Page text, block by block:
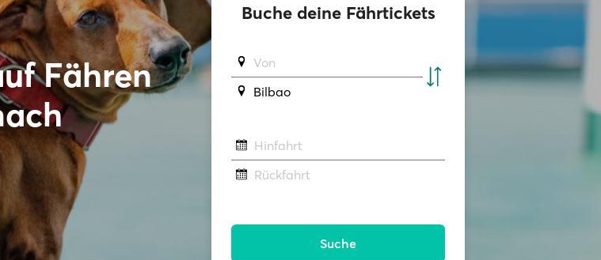
Fähren
Buche deine Fährtickets
Von
Bilbao
Hinfahrt
Rückfahrt
Suche